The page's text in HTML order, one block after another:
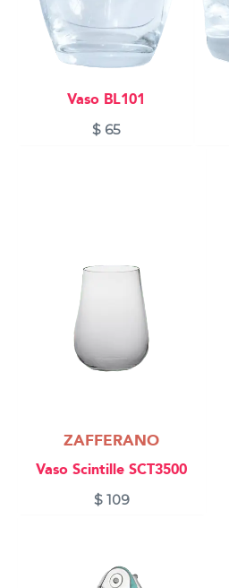
Vaso BL101
$65
ZAFFERANO
Vaso Scintille SCT3500
$109